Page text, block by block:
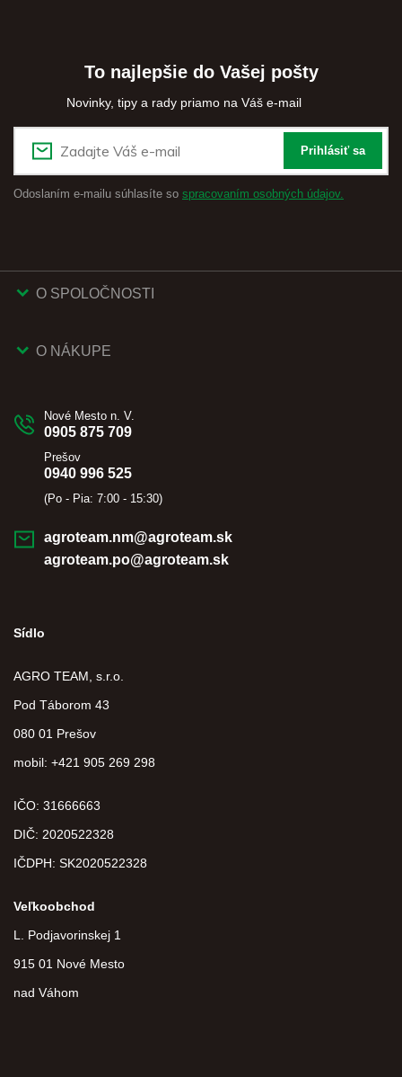
To najlepšie do Vašej pošty
Novinky, tipy a rady priamo na Váš e-mail
Prihlásiť sa
Odoslaním e-mailu súhlasíte so spracovaním osobných údajov.
O SPOLOČNOSTI
O NÁKUPE
Nové Mesto n. V.
0905 875 709
Prešov
0940 996 525
(Po - Pia: 7:00 - 15:30)
agroteam.nm@agroteam.sk
agroteam.po@agroteam.sk
Sídlo
AGRO TEAM, s.r.o.
Pod Táborom 43
080 01 Prešov
mobil: +421 905 269 298
IČO: 31666663
DIČ: 2020522328
IČDPH: SK2020522328
Veľkoobchod
L. Podjavorinskej 1
915 01 Nové Mesto
nad Váhom